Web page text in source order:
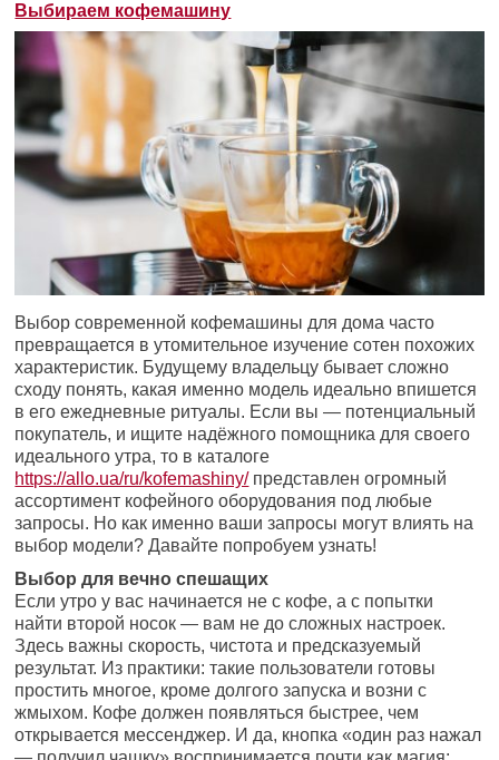
Выбираем кофемашину
Выбор современной кофемашины для дома часто
превращается в утомительное изучение сотен похожих
характеристик. Будущему владельцу бывает сложно
сходу понять, какая именно модель идеально впишется
в его ежедневные ритуалы. Если вы — потенциальный
покупатель, и ищите надёжного помощника для своего
идеального утра, то в каталоге
https://allo.ua/ru/kofemashiny/представлен огромный
ассортимент кофейного оборудования под любые
запросы. Но как именно ваши запросы могут влиять на
выбор модели? Давайте попробуем узнать!
Выбор для вечно спешащих
Если утро у вас начинается не с кофе, а с попытки
найти второй носок — вам не до сложных настроек.
Здесь важны скорость, чистота и предсказуемый
результат. Из практики: такие пользователи готовы
простить многое, кроме долгого запуска и возни с
жмыхом. Кофе должен появляться быстрее, чем
открывается мессенджер. И да, кнопка «один раз нажал